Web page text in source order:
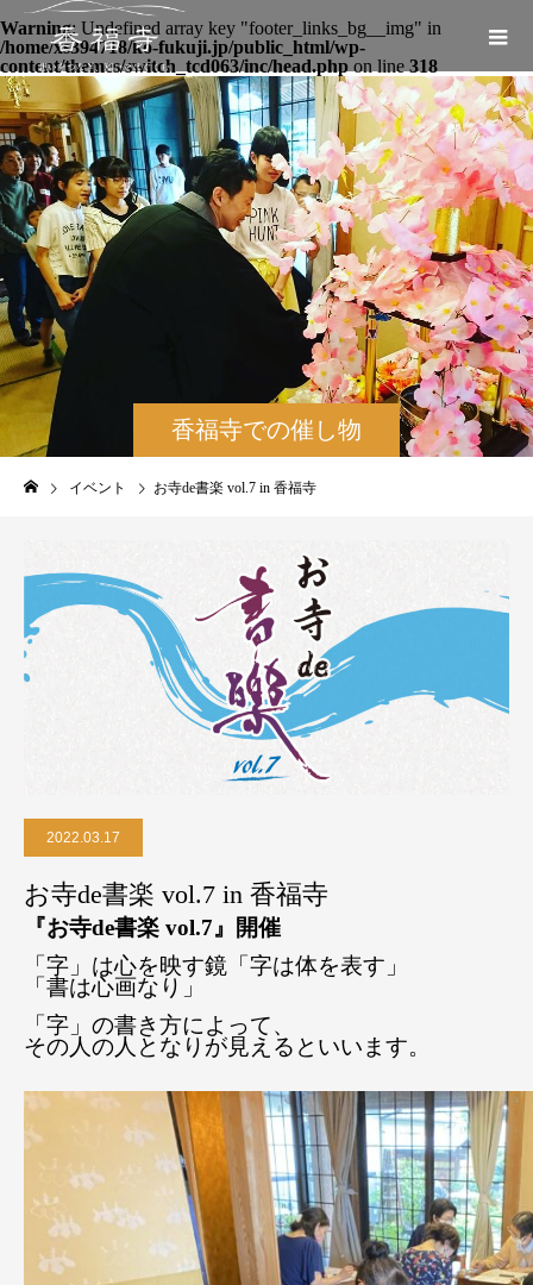
Warning: Undefined array key "footer_links_bg__img" in
/home/xs394718/ko-fukuji.jp/public_html/wp-
content/themes/switch_tcd063/inc/head.php on line 318
香福寺での催し物
（法要やイベントな
イベント お寺de書楽 vol.7 in 香福寺
2022.03.17
お寺de書楽 vol.7 in 香福寺
『お寺de書楽 vol.7』開催
「字」は心を映す鏡「字は体を表す」
「書は心画なり」
「字」の書き方によって、
その人の人となりが見えるといいます。